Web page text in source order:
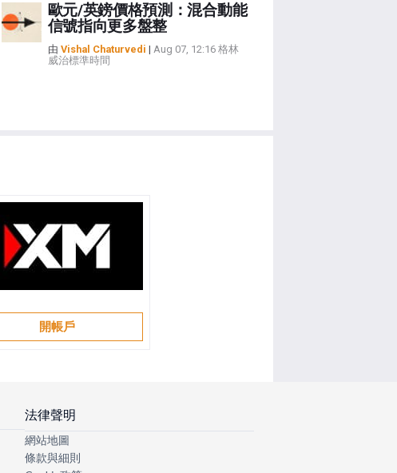
歐元/英鎊價格預測：混合動能
信號指向更多盤整
由 Vishal Chaturvedi | Aug 07, 12:16 格林
威治標準時間
開帳戶
法律聲明
網站地圖
條款與細則